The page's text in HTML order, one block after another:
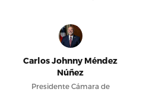
Carlos Johnny Méndez
Núñez
Presidente Cámara de